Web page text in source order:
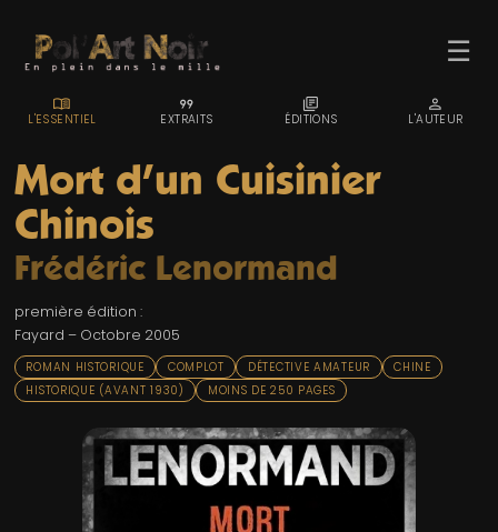
☰
ACCUEIL
TROMBINO
INDEX
RECHERCHE
BLOG
LIENS & FESTIVALS
UN POLAR AU HASARD
Mort d'un Cuisinier
Chinois
Frédéric Lenormand
première édition :
Fayard – Octobre 2005
ROMAN HISTORIQUE COMPLOT DÉTECTIVE AMATEUR
CHINE
HISTORIQUE (AVANT 1930)
MOINS DE 250 PAGES
MENU_BOOK
L'ESSENTIEL
FORMAT_QUOTE
EXTRAITS
LIBRARY_BOOKS
ÉDITIONS
PERSON
L'AUTEUR